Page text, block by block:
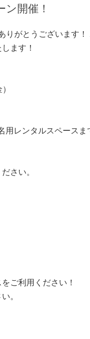
開催！
がとうございます！
ます！
用レンタルスペースま
さい。
ご利用ください！
。